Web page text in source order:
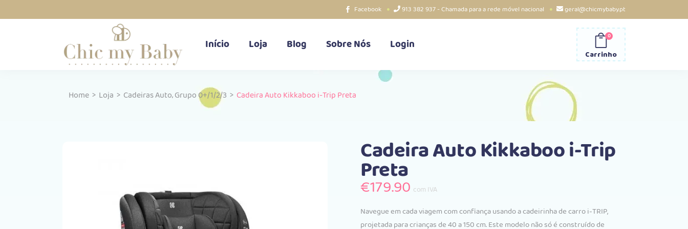
Facebook 913 382 937 - Chamada para a rede móvel nacional geral@chicmybaby.pt
Início Loja Blog Sobre Nós Login
Carrinho
0
Home > Loja > Cadeiras Auto,Grupo 0+/1/2/3 > Cadeira Auto Kikkaboo i-Trip Preta
Cadeira Auto Kikkaboo i-Trip
Preta
€179.90 com IVA
Navegue em cada viagem com confiança usando a cadeirinha de carro i-TRIP,
projetada para crianças de 40 a 150 cm. Este modelo não só é construído de